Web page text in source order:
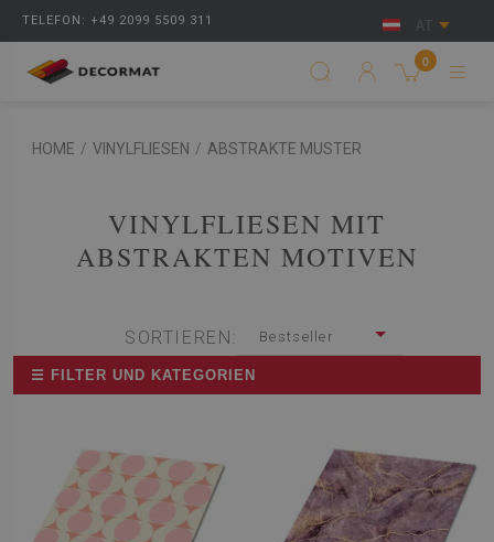
TELEFON: +49 2099 5509 311 AT
0
HOME / VINYLFLIESEN / ABSTRAKTE MUSTER
VINYLFLIESEN MIT
ABSTRAKTEN MOTIVEN
SORTIEREN: Bestseller
☰ FILTER UND KATEGORIEN